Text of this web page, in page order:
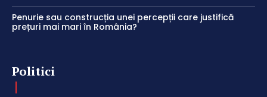
Penurie sau construcția unei percepții care justifică
prețuri mai mari în România?
Politici